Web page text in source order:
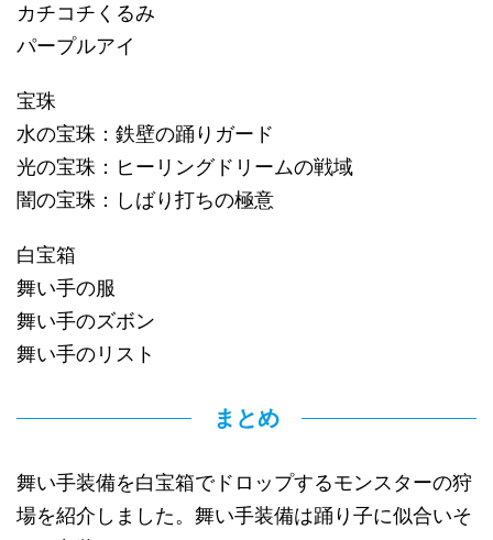
カチコチくるみ
パープルアイ
宝珠
水の宝珠：鉄壁の踊りガード
光の宝珠：ヒーリングドリームの戦域
闇の宝珠：しばり打ちの極意
白宝箱
舞い手の服
舞い手のズボン
舞い手のリスト
まとめ
舞い手装備を白宝箱でドロップするモンスターの狩
場を紹介しました。舞い手装備は踊り子に似合いそ